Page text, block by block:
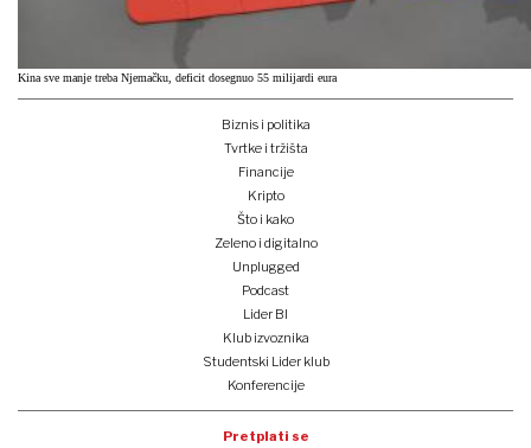
Kina sve manje treba Njemačku, deficit dosegnuo 55 milijardi eura
Biznis i politika
Tvrtke i tržišta
Financije
Kripto
Što i kako
Zeleno i digitalno
Unplugged
Podcast
Lider BI
Klub izvoznika
Studentski Lider klub
Konferencije
Pretplati se